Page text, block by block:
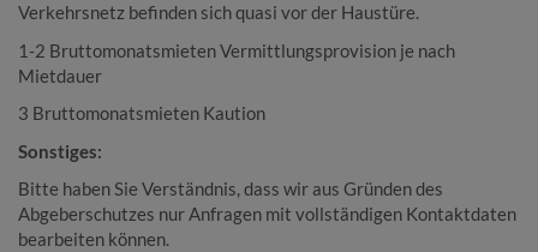
Verkehrsnetz befinden sich quasi vor der Haustüre.
1-2 Bruttomonatsmieten Vermittlungsprovision je nach
Mietdauer
3 Bruttomonatsmieten Kaution
Sonstiges:
Bitte haben Sie Verständnis, dass wir aus Gründen des
Abgeberschutzes nur Anfragen mit vollständigen Kontaktdaten
bearbeiten können.